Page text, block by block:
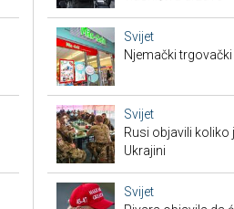
Svijet
Njemački
Svijet
Rusi objavili
Ukrajini
Svijet